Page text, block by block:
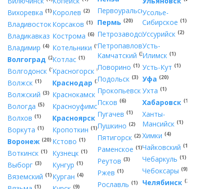
Вихоревка (1)
Владивосток (7)
Владикавказ (4)
Владимир (4)
Волгоград (20)
Волгодонск (1)
Волжск (1)
Волжский (3)
Вологда (5)
Волхов (1)
Воркута (1)
Воронеж (20)
Воткинск (1)
Выборг (3)
Вяземский (1)
(1)
Королев (2)
Корсаков (1)
Кострома (6)
Котельники (1)
Котлас (1)
Красногорск (2)
Краснодар (20)
Краснокамск (1)
Красноуфимск (2)
Красноярск (30)
Кропоткин (1)
Кстово (1)
Кузнецк (1)
Кунгур (1)
Курган (4)
(9)
Первоуральск
Пермь (20)
Петрозаводск (7)
Петропавловск-
Камчатский (3)
Поворино (1)
Подольск (3)
Прокопьевск (2)
Псков (6)
Пугачев (1)
Пушкино (2)
Пятигорск (2)
Раменское (1)
Реутов (3)
Ржев (1)
Рославль (1)
Усолье-
Сибирское (1)
Уссурийск (2)
Усть-
Илимск (1)
Усть-Кут (1)
Уфа (20)
Ухта (1)
Хабаровск (10)
Ханты-
Мансийск (1)
Химки (4)
Чайковский (1)
Чебаркуль (1)
Чебоксары (9)
Челябинск (20)